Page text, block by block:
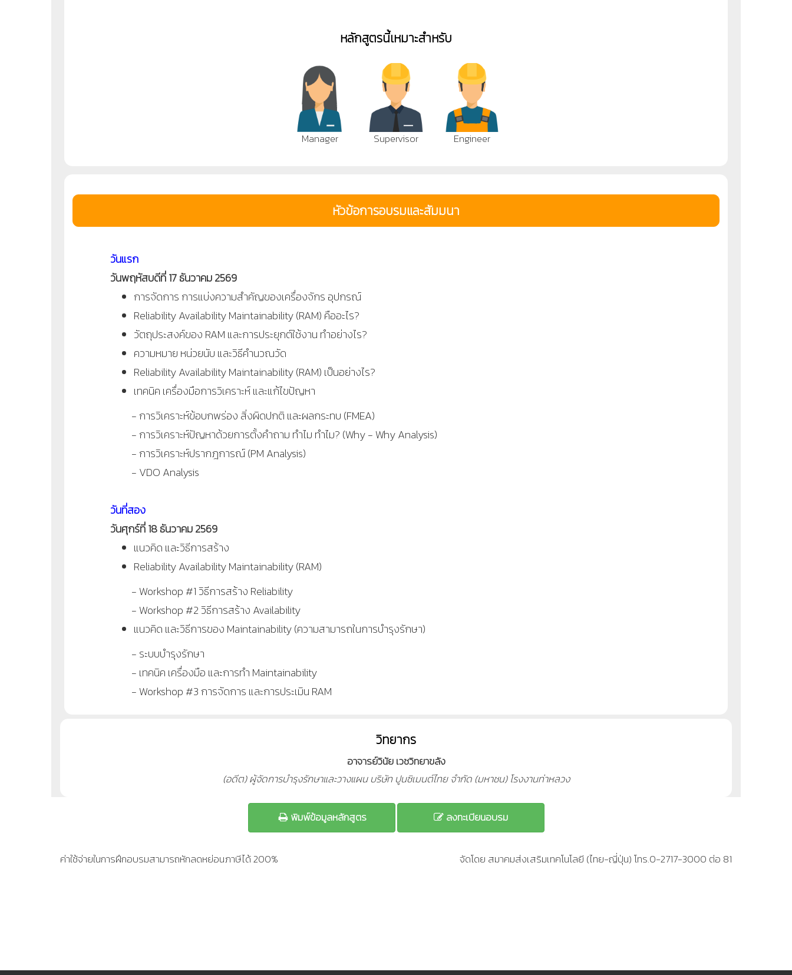
หลักสูตรนี้เหมาะสำหรับ
Manager Supervisor Engineer
หัวข้อการอบรมและสัมมนา
วันแรก
วันพฤหัสบดีที่ 17 ธันวาคม 2569
การจัดการ การแบ่งความสำคัญของเครื่องจักร อุปกรณ์
Reliability Availability Maintainability (RAM) คืออะไร?
วัตถุประสงค์ของ RAM และการประยุกต์ใช้งาน ทำอย่างไร?
ความหมาย หน่วยนับ และวิธีคำนวณวัด
Reliability Availability Maintainability (RAM) เป็นอย่างไร?
เทคนิค เครื่องมือการวิเคราะห์ และแก้ไขปัญหา
- การวิเคราะห์ข้อบกพร่อง สิ่งผิดปกติ และผลกระทบ (FMEA)
- การวิเคราะห์ปัญหาด้วยการตั้งคำถาม ทำไม ทำไม? (Why - Why Analysis)
- การวิเคราะห์ปรากฎการณ์ (PM Analysis)
- VDO Analysis
วันที่สอง
วันศุกร์ที่ 18 ธันวาคม 2569
แนวคิด และวิธีการสร้าง
Reliability Availability Maintainability (RAM)
- Workshop #1 วิธีการสร้าง Reliability
- Workshop #2 วิธีการสร้าง Availability
แนวคิด และวิธีการของ Maintainability (ความสามารถในการบำรุงรักษา)
- ระบบบำรุงรักษา
- เทคนิค เครื่องมือ และการทำ Maintainability
- Workshop #3 การจัดการ และการประเมิน RAM
วิทยากร
อาจารย์วินัย เวชวิทยาขลัง
(อดีต) ผู้จัดการบำรุงรักษาและวางแผน บริษัท ปูนซิเมนต์ไทย จำกัด (มหาชน) โรงงานท่าหลวง
พิมพ์ข้อมูลหลักสูตร ลงทะเบียนอบรม
ค่าใช้จ่ายในการฝึกอบรมสามารถหักลดหย่อนภาษีได้ 200% จัดโดย สมาคมส่งเสริมเทคโนโลยี (ไทย-ญี่ปุ่น) โทร.0-2717-3000 ต่อ 81